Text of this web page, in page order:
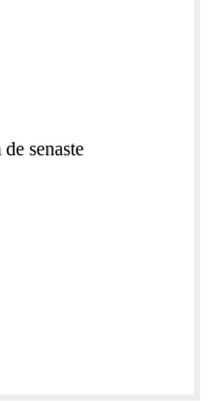
senaste